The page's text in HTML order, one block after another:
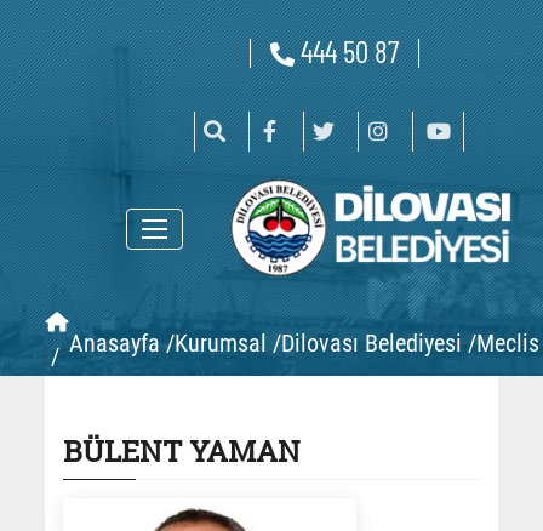
444 50 87
/Anasayfa /Kurumsal /Dilovası Belediyesi /
BÜLENT YAMAN